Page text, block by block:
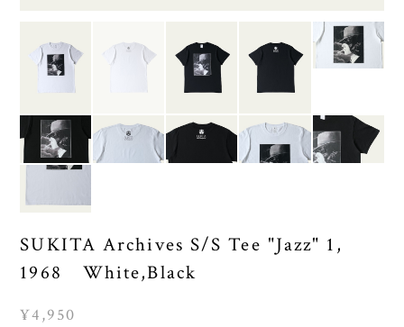
SUKITA Archives S/S Tee "Jazz" 1,
1968 White,Black
¥4,950